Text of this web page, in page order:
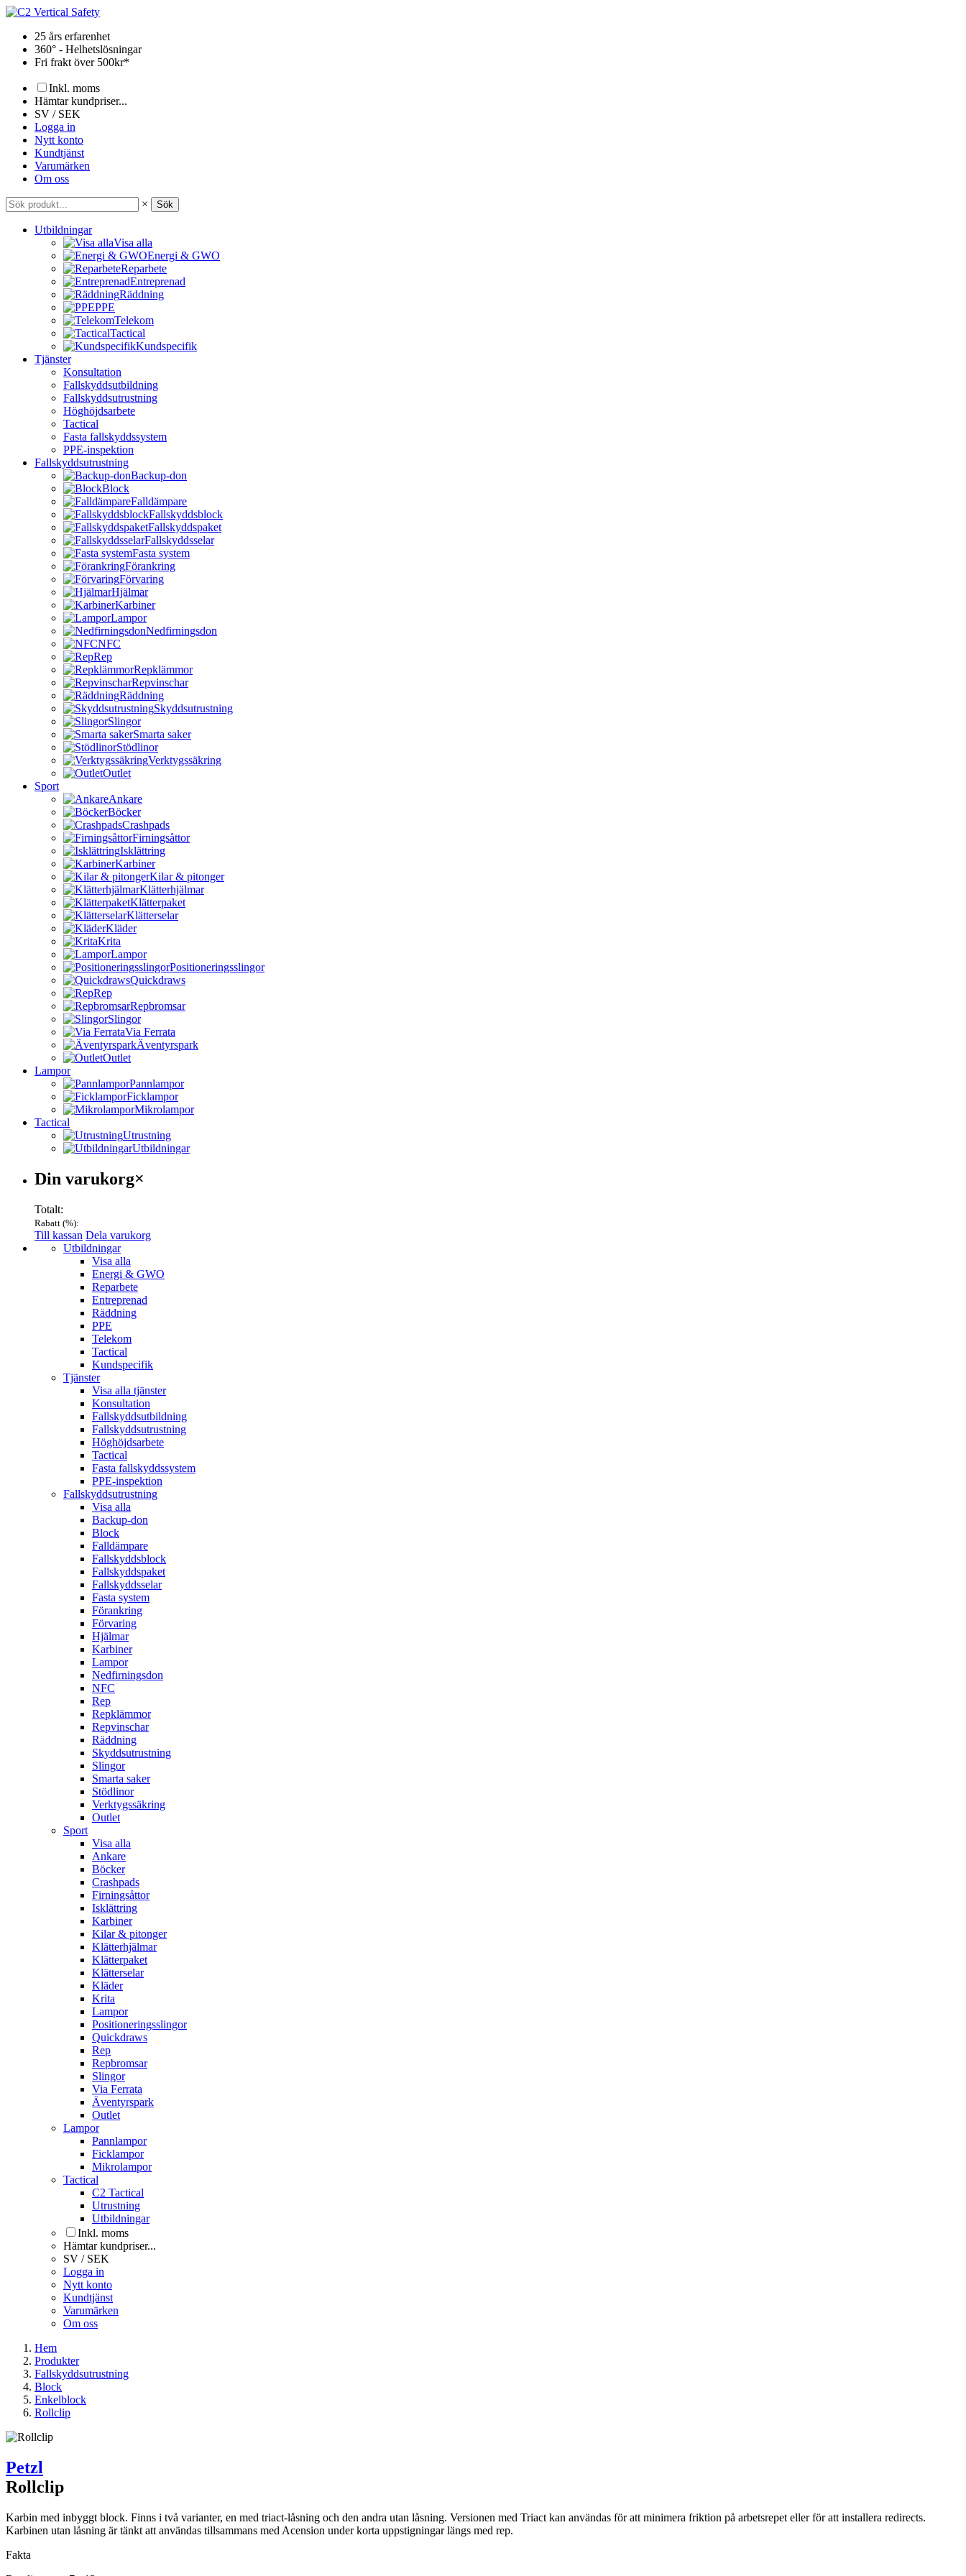
Hoppa
innehåll25 års erfarenhet
360° - Helhetslösningar
Fri frakt över 500kr*
Inkl. moms
Hämtar kundpriser...
SV / SEK
Logga in
Nytt konto
Kundtjänst
Varumärken
Om oss
× Sök
Utbildningar
Visa alla
Energi & GWO
Reparbete
Entreprenad
Räddning
PPE
Telekom
Tactical
Kundspecifik
Tjänster
Konsultation
Fallskyddsutbildning
Fallskyddsutrustning
Höghöjdsarbete
Tactical
Fasta fallskyddssystem
PPE-inspektion
Fallskyddsutrustning
Backup-don
Block
Falldämpare
Fallskyddsblock
Fallskyddspaket
Fallskyddsselar
Fasta system
Förankring
Förvaring
Hjälmar
Karbiner
Lampor
Nedfirningsdon
NFC
Rep
Repklämmor
Repvinschar
Räddning
Skyddsutrustning
Slingor
Smarta saker
Stödlinor
Verktygssäkring
Outlet
Sport
Ankare
Böcker
Crashpads
Firningsåttor
Isklättring
Karbiner
Kilar & pitonger
Klätterhjälmar
Klätterpaket
Klätterselar
Kläder
Krita
Lampor
Positioneringsslingor
Quickdraws
Rep
Repbromsar
Slingor
Via Ferrata
Äventyrspark
Outlet
Lampor
Pannlampor
Ficklampor
Mikrolampor
Tactical
Utrustning
Utbildningar
Varukorg
Din varukorg×
Totalt:
Rabatt (%):
Till kassan Dela varukorg
Menu Utbildningar
Visa alla
Energi & GWO
Reparbete
Entreprenad
Räddning
PPE
Telekom
Tactical
Kundspecifik
Tjänster
Visa alla tjänster
Konsultation
Fallskyddsutbildning
Fallskyddsutrustning
Höghöjdsarbete
Tactical
Fasta fallskyddssystem
PPE-inspektion
Fallskyddsutrustning
Visa alla
Backup-don
Block
Falldämpare
Fallskyddsblock
Fallskyddspaket
Fallskyddsselar
Fasta system
Förankring
Förvaring
Hjälmar
Karbiner
Lampor
Nedfirningsdon
NFC
Rep
Repklämmor
Repvinschar
Räddning
Skyddsutrustning
Slingor
Smarta saker
Stödlinor
Verktygssäkring
Outlet
Sport
Visa alla
Ankare
Böcker
Crashpads
Firningsåttor
Isklättring
Karbiner
Kilar & pitonger
Klätterhjälmar
Klätterpaket
Klätterselar
Kläder
Krita
Lampor
Positioneringsslingor
Quickdraws
Rep
Repbromsar
Slingor
Via Ferrata
Äventyrspark
Outlet
Lampor
Pannlampor
Ficklampor
Mikrolampor
Tactical
C2 Tactical
Utrustning
Utbildningar
Inkl. moms
Hämtar kundpriser...
SV / SEK
Logga in
Nytt konto
Kundtjänst
Varumärken
Om oss
Hem
Produkter
Fallskyddsutrustning
Block
Enkelblock
Rollclip
Petzl
Rollclip
Karbin med inbyggt block. Finns i två varianter, en med triact-låsning och den andra utan låsning. Versionen med Triact kan användas för att minimera friktion på arbetsrepet eller för att installera redirects.
Karbinen utan låsning är tänkt att användas tillsammans med Acension under korta uppstigningar längs med rep.
Fakta